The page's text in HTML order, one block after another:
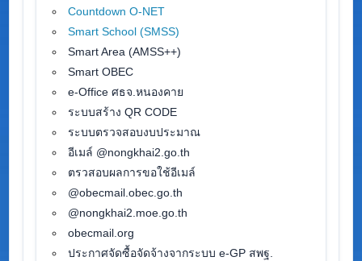
Countdown O-NET
Smart School (SMSS)
Smart Area (AMSS++)
Smart OBEC
e-Office ศธจ.หนองคาย
ระบบสร้าง QR CODE
ระบบตรวจสอบงบประมาณ
อีเมล์ @nongkhai2.go.th
ตรวสอบผลการขอใช้อีเมล์
@obecmail.obec.go.th
@nongkhai2.moe.go.th
obecmail.org
ประกาศจัดซื้อจัดจ้างจากระบบ e-GP สพฐ.